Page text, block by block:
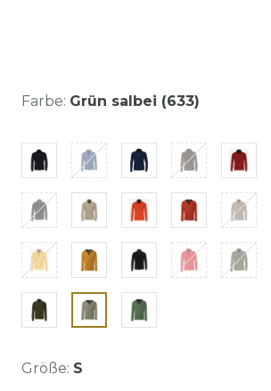
Farbe: Grün salbei (633)
Größe: S